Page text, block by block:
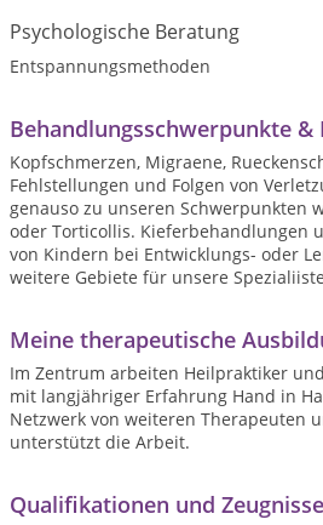
Psychologische Beratung
Entspannungsmethoden
Behandlungsschwerpunkte &
Kopfschmerzen, Migraene,
Fehlstellungen und Folgen von
genauso zu unseren Schwerpunkten
oder Torticollis. Kieferbehandlungen
von Kindern bei Entwicklungs- oder
weitere Gebiete für unsere
Meine therapeutische
Im Zentrum arbeiten Heilpraktiker
mit langjähriger Erfahrung Hand in
Netzwerk von weiteren Therapeuten
unterstützt die Arbeit.
Qualifikationen und